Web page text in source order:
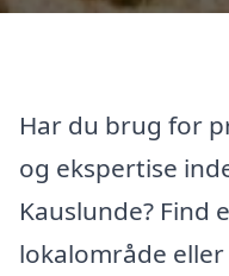
Har du brug for
og ekspertise
Kauslunde? Find
lokalområde